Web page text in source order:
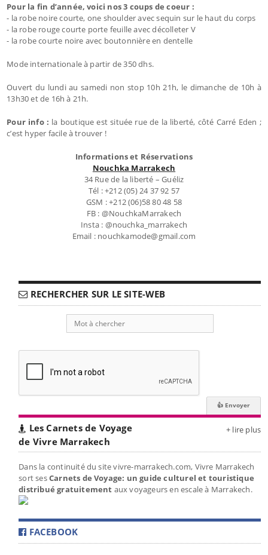
Pour la fin d’année, voici nos 3 coups de coeur :
- la robe noire courte, one shoulder avec sequin sur le haut du corps
- la robe rouge courte porte feuille avec décolleter V
- la robe courte noire avec boutonnière en dentelle
Mode internationale à partir de 350 dhs.
Ouvert du lundi au samedi non stop 10h 21h, le dimanche de 10h à
13h30 et de 16h à 21h.
Pour info : la boutique est située rue de la liberté, côté Carré Eden ;
c’est hyper facile à trouver !
Informations et Réservations
Nouchka Marrakech
34 Rue de la liberté – Guéliz
Tél : +212 (05) 24 37 92 57
GSM : +212 (06)58 80 48 58
FB : @NouchkaMarrakech
Insta : @nouchka_marrakech
Email : nouchkamode@gmail.com
RECHERCHER SUR LE SITE-WEB
Les Carnets de Voyage
de Vivre Marrakech
+ lire plus
Dans la continuité du site vivre-marrakech.com, Vivre Marrakech
sort sesCarnets de Voyage: un guide culturel et touristique
distribué gratuitement aux voyageurs en escale à Marrakech.
FACEBOOK